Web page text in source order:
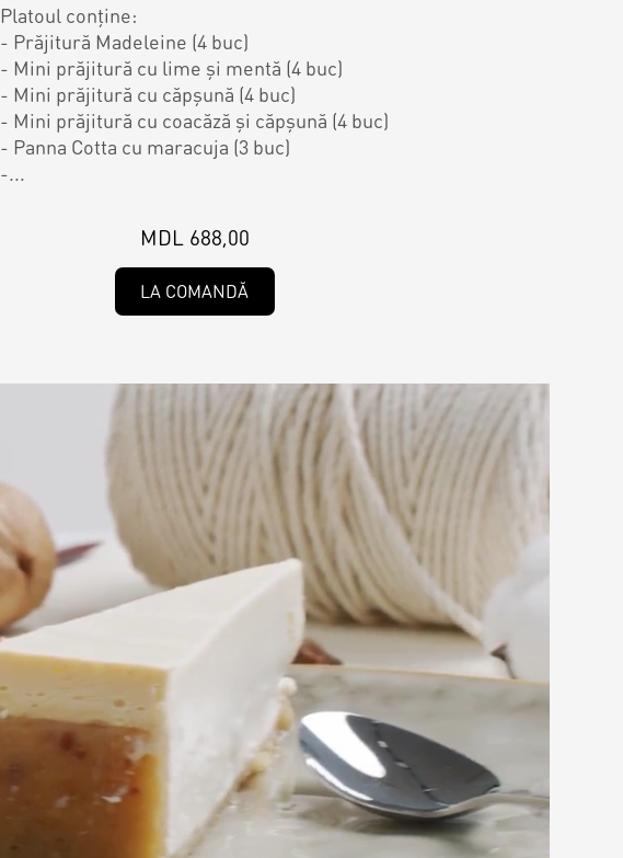
Platoul conține:
- Prăjitură Madeleine (4 buc)
- Mini prăjitură cu lime și mentă (4 buc)
- Mini prăjitură cu căpșună (4 buc)
- Mini prăjitură cu coacăză și căpșună (4 buc)
- Panna Cotta cu maracuja (3 buc)
-...
MDL 688,00
LA COMANDĂ